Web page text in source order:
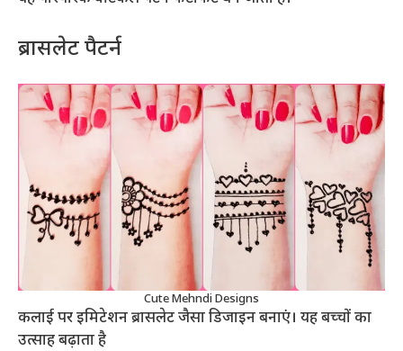
ब्रासलेट पैटर्न
Cute Mehndi Designs
कलाई पर इमिटेशन ब्रासलेट जैसा डिजाइन बनाएं। यह बच्चों का
उत्साह बढ़ाता है